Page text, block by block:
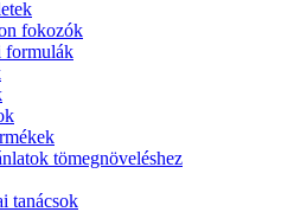
fokozók
formulák
tömegnöveléshez
tanácsok